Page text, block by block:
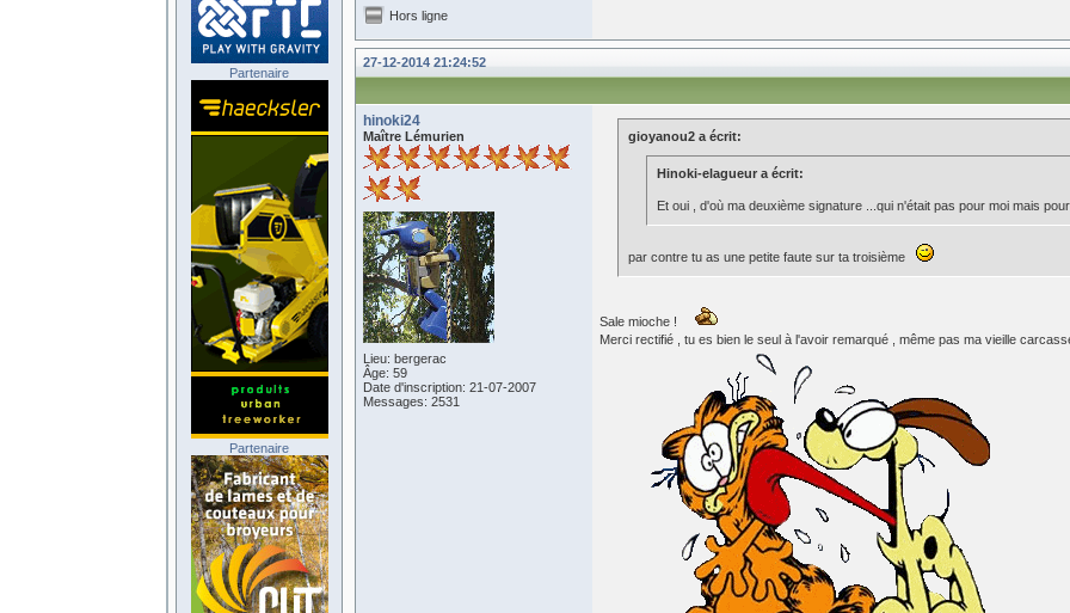
Hors ligne
27-12-2014 21:24:52
hinoki24
Maître Lémurien
Lieu: bergerac
Âge: 59
Date d'inscription: 21-07-2007
Messages: 2531
gioyanou2 a écrit:
Hinoki-elagueur a écrit:
Et oui , d'où ma deuxième signature ...qui n'était pas pour moi mais
par contre tu as une petite faute sur ta troisième
Sale mioche !
Merci rectifié , tu es bien le seul à l'avoir remarqué , même pas ma vieille
Partenaire
Partenaire